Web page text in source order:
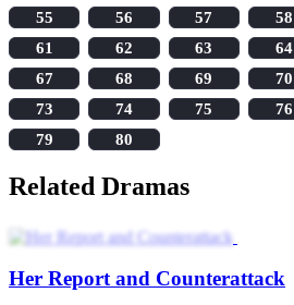
55
56 57 58
61
62 63 64
67
68 69 70
73
74 75 76
79
80
Related Dramas
Her Report and Counterattack